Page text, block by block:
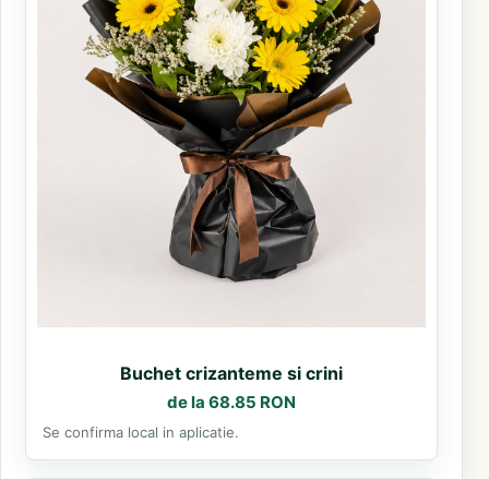
Buchet crizanteme si crini
de la 68.85 RON
Se confirma local in aplicatie.